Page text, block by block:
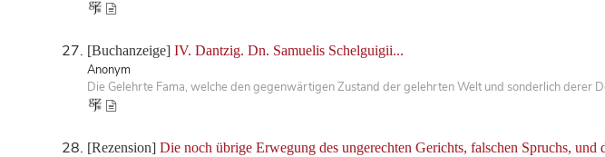
[Buchanzeige] IV. Dantzig. Dn. Samuelis Schelguigii...
Anonym
Die Gelehrte Fama, welche den gegenwärtigen Zustand der gelehrten Welt und sonderlich derer
[Rezension] Die noch übrige Erwegung des ungerechten Gerichts, falschen Spruchs,